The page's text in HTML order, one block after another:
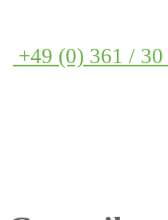
+49 (0) 361 /